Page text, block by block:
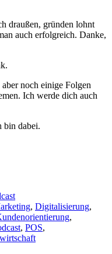
draußen, gründen lohnt
auch erfolgreich. Danke,
noch einige Folgen
Ich werde dich auch
bin dabei.
, Digitalisierung,
,
, POS,